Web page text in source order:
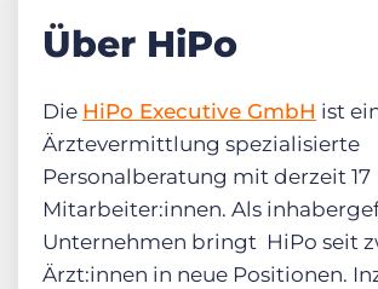
Über HiPo
Die HiPo Executive GmbH ist
Ärztevermittlung spezialisierte
Personalberatung mit derzeit 17
Mitarbeiter:innen. Als
Unternehmen bringt HiPo seit
Ärzt:innen in neue Positionen.